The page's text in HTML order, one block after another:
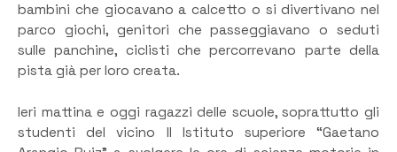
bambini che giocavano a calcetto o si divertivano nel
parco giochi, genitori che passeggiavano o seduti
sulle panchine, ciclisti che percorrevano parte della
pista già per loro creata.
Ieri mattina e oggi ragazzi delle scuole, soprattutto gli
studenti del vicino II Istituto superiore “Gaetano